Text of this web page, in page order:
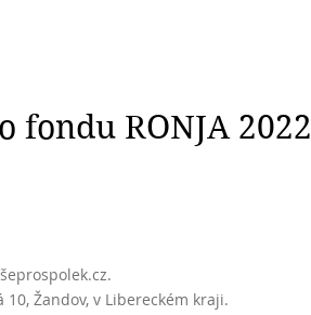
RONJA 2022
Žandov, v Libereckém kraji.